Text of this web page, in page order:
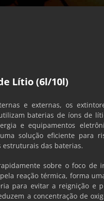
Lítio (6l/10l)
e externas, os
baterias de íons de
e equipamentos
solução eficiente para
das baterias.
sobre o foco de
reação térmica, forma
para evitar a reignição e
a concentração de